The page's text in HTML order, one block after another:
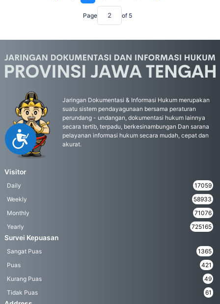
Accessibility
Page of 5
Jaringan Dokumentasi & Informasi Hukum merupakan
suatu sistem pendayagunaan bersama peraturan
perundang - undangan, dokumentasi hukum lainnya
secara tertib, terpadu, berkesinambungan Dan sarana
pelayanan informasi hukum secara mudah, cepat dan
akurat.
Visitor
Daily
17059
Weekly
58933
Monthly
71076
Yearly
725165
Survei Kepuasan
Sangat Puas
1365
Puas
421
Kurang Puas
49
Tidak Puas
61